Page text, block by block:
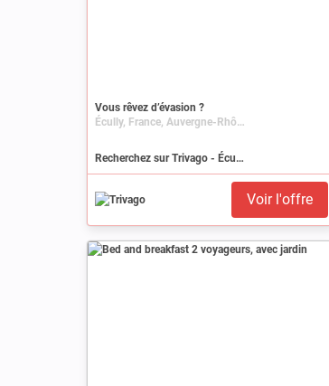
Vous rêvez d’évasion ?
Écully, France, Auvergne-Rhône-Alpes, Rhône-Alpes, Rhône
Recherchez sur Trivago - Écully
Voir l'offre